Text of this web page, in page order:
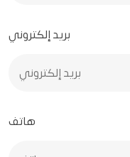
بريد إلكتروني
هاتف